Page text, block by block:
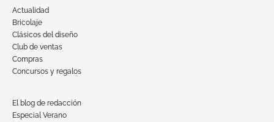
Actualidad
Bricolaje
Clásicos del diseño
Club de ventas
Compras
Concursos y regalos
El blog de redacción
Especial Verano